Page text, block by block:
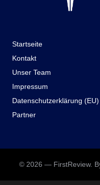
Startseite
Kontakt
Unser Team
Impressum
Datenschutzerklärung (EU)
Partner
© 2026 — FirstReview.